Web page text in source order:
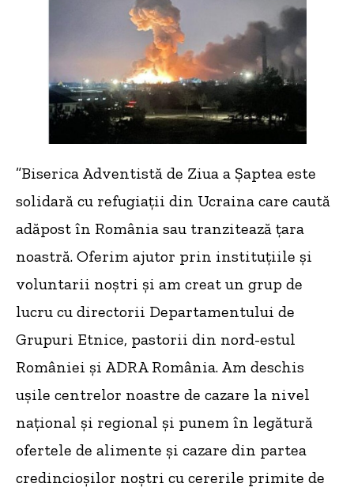
”Biserica Adventistă de Ziua a Șaptea este
solidară cu refugiații din Ucraina care caută
adăpost în România sau tranzitează țara
noastră. Oferim ajutor prin instituțiile și
voluntarii noștri și am creat un grup de
lucru cu directorii Departamentului de
Grupuri Etnice, pastorii din nord-estul
României și ADRA România. Am deschis
ușile centrelor noastre de cazare la nivel
național și regional și punem în legătură
ofertele de alimente și cazare din partea
credincioșilor noștri cu cererile primite de